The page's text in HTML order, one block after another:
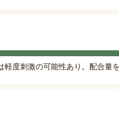
度刺激の可能性あり。配合量